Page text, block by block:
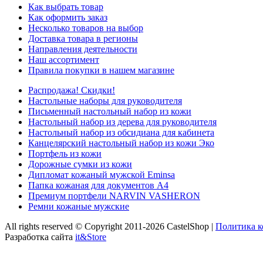
Как выбрать товар
Как оформить заказ
Несколько товаров на выбор
Доставка товара в регионы
Направления деятельности
Наш ассортимент
Правила покупки в нашем магазине
Распродажа! Скидки!
Настольные наборы для руководителя
Письменный настольный набор из кожи
Настольный набор из дерева для руководителя
Настольный набор из обсидиана для кабинета
Канцелярский настольный набор из кожи Эко
Портфель из кожи
Дорожные сумки из кожи
Дипломат кожаный мужской Eminsa
Папка кожаная для документов А4
Премиум портфели NARVIN VASHERON
Ремни кожаные мужские
All rights reserved © Copyright 2011-2026 CastelShop | Политика
Разработка сайта it&Store